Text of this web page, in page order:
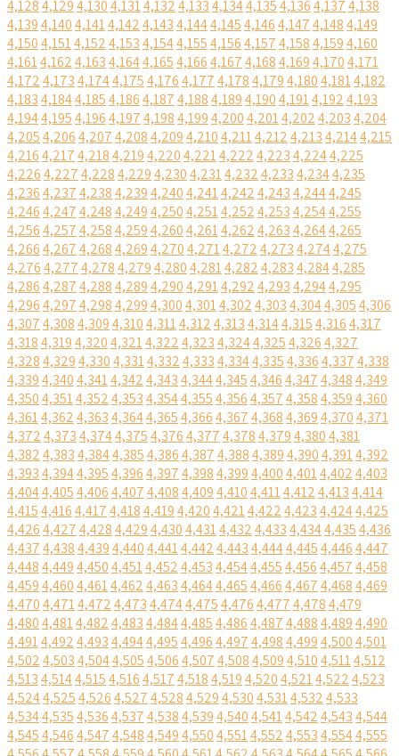
4,1284,1294,1304,1314,1324,1334,1344,1354,1364,1374,138
4,1394,1404,1414,1424,1434,1444,1454,1464,1474,1484,149
4,1504,1514,1524,1534,1544,1554,1564,1574,1584,1594,160
4,1614,1624,1634,1644,1654,1664,1674,1684,1694,1704,171
4,1724,1734,1744,1754,1764,1774,1784,1794,1804,1814,182
4,1834,1844,1854,1864,1874,1884,1894,1904,1914,1924,193
4,1944,1954,1964,1974,1984,1994,2004,2014,2024,2034,204
4,2054,2064,2074,2084,2094,2104,2114,2124,2134,2144,215
4,2164,2174,2184,2194,2204,2214,2224,2234,2244,225
4,2264,2274,2284,2294,2304,2314,2324,2334,2344,235
4,2364,2374,2384,2394,2404,2414,2424,2434,2444,245
4,2464,2474,2484,2494,2504,2514,2524,2534,2544,255
4,2564,2574,2584,2594,2604,2614,2624,2634,2644,265
4,2664,2674,2684,2694,2704,2714,2724,2734,2744,275
4,2764,2774,2784,2794,2804,2814,2824,2834,2844,285
4,2864,2874,2884,2894,2904,2914,2924,2934,2944,295
4,2964,2974,2984,2994,3004,3014,3024,3034,3044,3054,306
4,3074,3084,3094,3104,3114,3124,3134,3144,3154,3164,317
4,3184,3194,3204,3214,3224,3234,3244,3254,3264,327
4,3284,3294,3304,3314,3324,3334,3344,3354,3364,3374,338
4,3394,3404,3414,3424,3434,3444,3454,3464,3474,3484,349
4,3504,3514,3524,3534,3544,3554,3564,3574,3584,3594,360
4,3614,3624,3634,3644,3654,3664,3674,3684,3694,3704,371
4,3724,3734,3744,3754,3764,3774,3784,3794,3804,381
4,3824,3834,3844,3854,3864,3874,3884,3894,3904,3914,392
4,3934,3944,3954,3964,3974,3984,3994,4004,4014,4024,403
4,4044,4054,4064,4074,4084,4094,4104,4114,4124,4134,414
4,4154,4164,4174,4184,4194,4204,4214,4224,4234,4244,425
4,4264,4274,4284,4294,4304,4314,4324,4334,4344,4354,436
4,4374,4384,4394,4404,4414,4424,4434,4444,4454,4464,447
4,4484,4494,4504,4514,4524,4534,4544,4554,4564,4574,458
4,4594,4604,4614,4624,4634,4644,4654,4664,4674,4684,469
4,4704,4714,4724,4734,4744,4754,4764,4774,4784,479
4,4804,4814,4824,4834,4844,4854,4864,4874,4884,4894,490
4,4914,4924,4934,4944,4954,4964,4974,4984,4994,5004,501
4,5024,5034,5044,5054,5064,5074,5084,5094,5104,5114,512
4,5134,5144,5154,5164,5174,5184,5194,5204,5214,5224,523
4,5244,5254,5264,5274,5284,5294,5304,5314,5324,533
4,5344,5354,5364,5374,5384,5394,5404,5414,5424,5434,544
4,5454,5464,5474,5484,5494,5504,5514,5524,5534,5544,555